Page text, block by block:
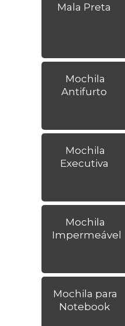
Mala Preta
Mochila
Antifurto
Mochila
Executiva
Mochila
Impermeável
Mochila para
Notebook